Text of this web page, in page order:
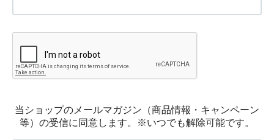
当ショップのメールマガジン（商品情報・キャンペーン
等）の受信に同意します。※いつでも解除可能です。